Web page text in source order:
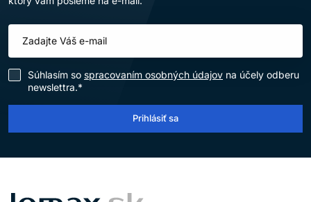
Súhlasím so spracovaním osobných údajov na účely odberu
newslettra.*
Prihlásiť sa
LOMAX